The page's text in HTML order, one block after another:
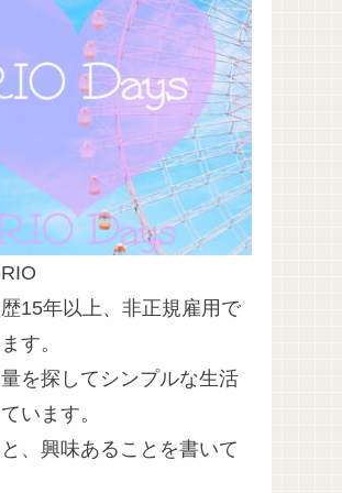
15年以上、非正規雇用で
す。
を探してシンプルな生活
います。
、興味あることを書いて